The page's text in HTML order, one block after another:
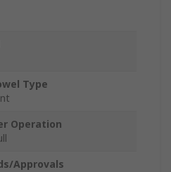
Type
Operation
Approvals